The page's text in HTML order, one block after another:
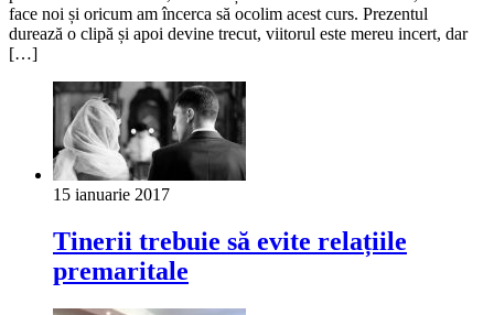
face noi și oricum am încerca să ocolim acest curs. Prezentul
durează o clipă și apoi devine trecut, viitorul este mereu incert, dar
[…]
15 ianuarie 2017
Tinerii trebuie să evite relațiile
premaritale